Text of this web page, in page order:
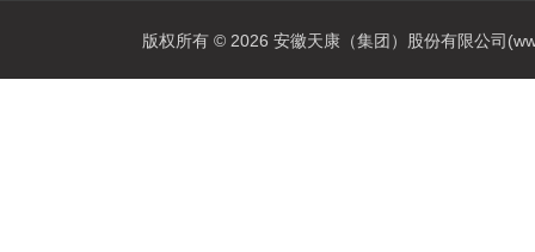
版权所有 © 2026 安徽天康（集团）股份有限公司